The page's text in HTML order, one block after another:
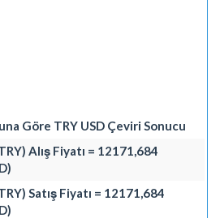
Göre TRY USD Çeviri Sonucu
Alış Fiyatı = 12171,684
Satış Fiyatı = 12171,684